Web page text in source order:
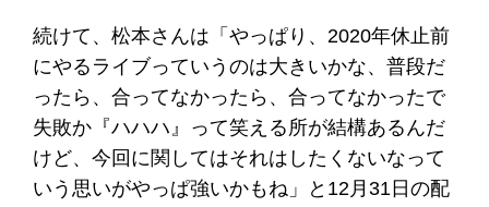
続けて、松本さんは「やっぱり、2020年休止前
にやるライブっていうのは大きいかな、普段だ
ったら、合ってなかったら、合ってなかったで
失敗か『ハハハ』って笑える所が結構あるんだ
けど、今回に関してはそれはしたくないなって
いう思いがやっぱ強いかもね」と12月31日の配